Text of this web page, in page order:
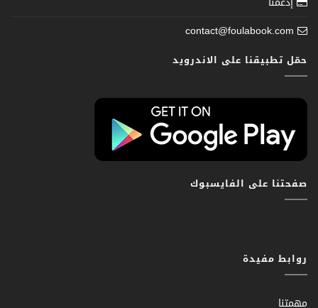
contact@foulabook.com
حمّل تطبيقنا على الاندرويد
صفحتنا على الفايسبوك
روابط مفيدة
مهمتنا